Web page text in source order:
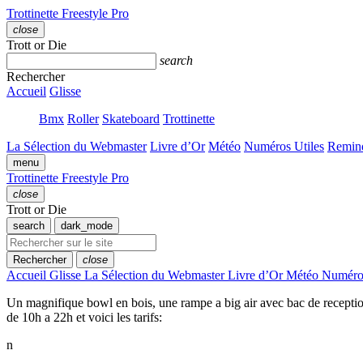
Passer
au
contenu
Trottinette Freestyle Pro
close
Fermer
le
Trott or Die
search
Rechercher
Accueil Glisse
Bmx Roller Skateboard Trottinette
La Sélection du Webmaster Livre d’Or Météo Numéros Utiles
menu
Trottinette Freestyle Pro
close
Fermer
le
tiroir
Trott or Die
search dark_mode
Rechercher close
Accueil Glisse La Sélection du Webmaster Livre d’Or Météo
Un magnifique bowl en bois, une rampe a big air avec bac de
de 10h a 22h et voici les tarifs:
n